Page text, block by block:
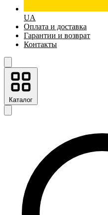
UA
Оплата и доставка
Гарантии и возврат
Контакты
Каталог